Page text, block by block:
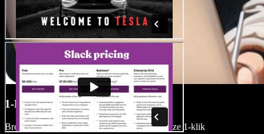
1-Klik Nasynchronisatie
Breid moeiteloos je publieksbereik uit met onze 1-klik